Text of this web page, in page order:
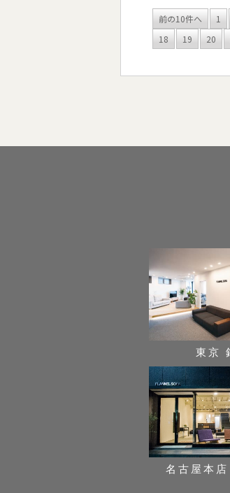
前の10件へ 1
18
19 20
東京
名古屋本店